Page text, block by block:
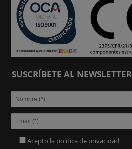
SUSCRÍBETE AL NEWSLETTER
Acepto la política de privacidad